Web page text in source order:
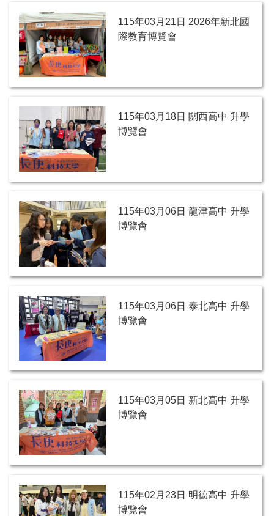
115年03月21日 2026年新北國
際教育博覽會
115年03月18日 關西高中 升學
博覽會
115年03月06日 龍津高中 升學
博覽會
115年03月06日 泰北高中 升學
博覽會
115年03月05日 新北高中 升學
博覽會
115年02月23日 明德高中 升學
博覽會